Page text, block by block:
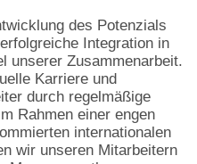
des Potenzials
Integration in
unserer Zusammenarbeit.
Karriere und
durch regelmäßige
Rahmen einer engen
internationalen
wir unseren Mitarbeitern